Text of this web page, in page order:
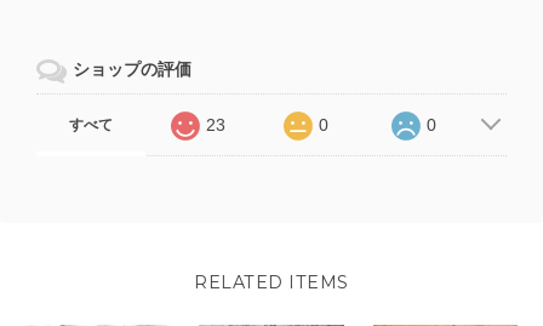
ショップの評価
すべて 23 0 0
RELATED ITEMS